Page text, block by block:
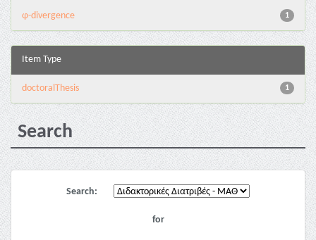
1
φ-divergence
Item Type
1
doctoralThesis
Search
Search:
for